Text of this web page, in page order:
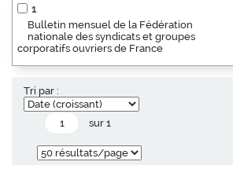
1
Bulletin mensuel de la Fédération
nationale des syndicats et groupes
corporatifs ouvriers de France
Tri par :
sur 1